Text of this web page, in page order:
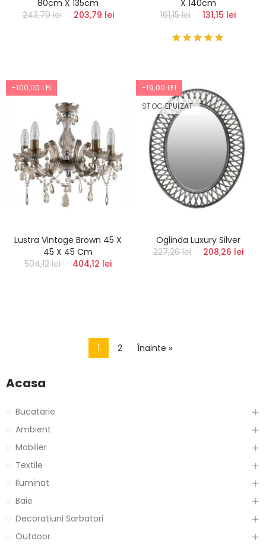
80cm X 135cm
243,79 lei
203,79 lei
X 140cm
161,15 lei
131,15 lei
-100,00 LEI
Lustra Vintage Brown 45 X
45 X 45 Cm
504,12 lei
404,12 lei
-19,00 LEI
STOC EPUIZAT
Oglinda Luxury Silver
227,26 lei
208,26 lei
1 2 Înainte »
Acasa
Bucatarie
Ambient
Mobilier
Textile
Iluminat
Baie
Decoratiuni Sarbatori
Outdoor